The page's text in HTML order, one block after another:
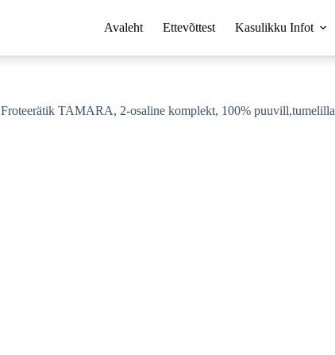
Avaleht Ettevõttest Kasulikku Infot
Froteerätik TAMARA, 2-osaline komplekt, 100% puuvill,tumelilla